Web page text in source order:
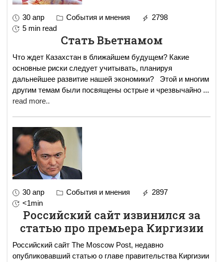
30 апр События и мнения
2798
5 min read
Стать Вьетнамом
Что ждет Казахстан в ближайшем будущем? Какие
основные риски следует учитывать, планируя
дальнейшее развитие нашей экономики? Этой и многим
другим темам были посвящены острые и чрезвычайно ...
read more..
30 апр События и мнения
2897
<1min
Российский сайт извинился за
статью про премьера Киргизии
Российский сайт The Moscow Post, недавно
опубликовавший статью о главе правительства Киргизии